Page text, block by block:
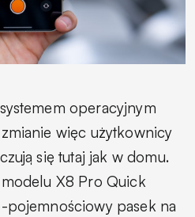
operacyjnym
więc użytkownicy
się tutaj jak w domu.
X8 Pro Quick
pasek na